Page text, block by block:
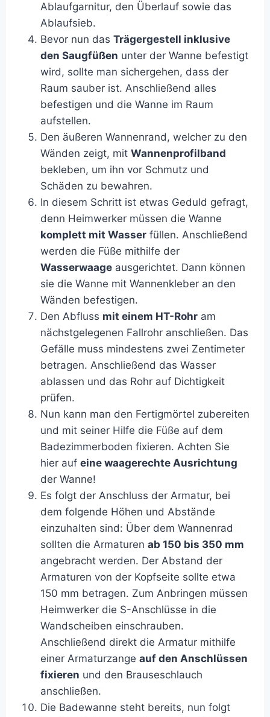
Ablaufgarnitur, den Überlauf sowie das
Ablaufsieb.
Bevor nun das Trägergestell inklusive
den Saugfüßen unter der Wanne befestigt
wird, sollte man sichergehen, dass der
Raum sauber ist. Anschließend alles
befestigen und die Wanne im Raum
aufstellen.
Den äußeren Wannenrand, welcher zu den
Wänden zeigt, mit Wannenprofilband
bekleben, um ihn vor Schmutz und
Schäden zu bewahren.
In diesem Schritt ist etwas Geduld gefragt,
denn Heimwerker müssen die Wanne
komplett mit Wasser füllen. Anschließend
werden die Füße mithilfe der
Wasserwaage ausgerichtet. Dann können
sie die Wanne mit Wannenkleber an den
Wänden befestigen.
Den Abfluss mit einem HT-Rohr am
nächstgelegenen Fallrohr anschließen. Das
Gefälle muss mindestens zwei Zentimeter
betragen. Anschließend das Wasser
ablassen und das Rohr auf Dichtigkeit
prüfen.
Nun kann man den Fertigmörtel zubereiten
und mit seiner Hilfe die Füße auf dem
Badezimmerboden fixieren. Achten Sie
hier auf eine waagerechte Ausrichtung
der Wanne!
Es folgt der Anschluss der Armatur, bei
dem folgende Höhen und Abstände
einzuhalten sind: Über dem Wannenrad
sollten die Armaturen ab 150 bis 350 mm
angebracht werden. Der Abstand der
Armaturen von der Kopfseite sollte etwa
150 mm betragen. Zum Anbringen müssen
Heimwerker die S-Anschlüsse in die
Wandscheiben einschrauben.
Anschließend direkt die Armatur mithilfe
einer Armaturzange auf den Anschlüssen
fixieren und den Brauseschlauch
anschließen.
Die Badewanne steht bereits, nun folgt